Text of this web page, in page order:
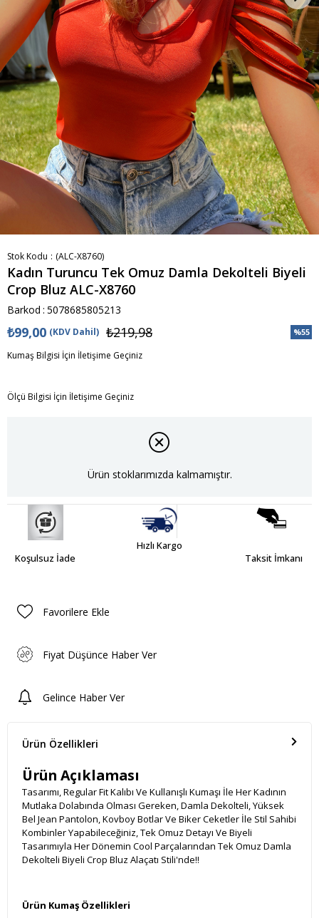
Stok Kodu (ALC-X8760)
Kadın Turuncu Tek Omuz Damla Dekolteli Biyeli
Crop Bluz ALC-X8760
Barkod : 5078685805213
%55
₺219,98
₺99,00 (KDV Dahil)
Kumaş Bilgisi İçin İletişime Geçiniz
Ölçü Bilgisi İçin İletişime Geçiniz
Ürün stoklarımızda kalmamıştır.
Koşulsuz İade
Hızlı Kargo
Taksit İmkanı
Favorilere Ekle
Fiyat Düşünce Haber Ver
Gelince Haber Ver
Ürün Özellikleri
Ürün Açıklaması
Tasarımı, Regular Fit Kalıbı Ve Kullanışlı Kumaşı İle Her Kadının
Mutlaka Dolabında Olması Gereken, Damla Dekolteli, Yüksek
Bel Jean Pantolon, Kovboy Botlar Ve Biker Ceketler İle Stil Sahibi
Kombinler Yapabileceğiniz, Tek Omuz Detayı Ve Biyeli
Tasarımıyla Her Dönemin Cool Parçalarından Tek Omuz Damla
Dekolteli Biyeli Crop Bluz Alaçatı Stili'nde!!
Ürün Kumaş Özellikleri